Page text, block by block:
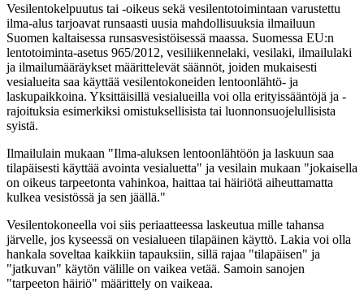
Vesilentokelpuutus tai -oikeus sekä vesilentotoimintaan varustettu
ilma-alus tarjoavat runsaasti uusia mahdollisuuksia ilmailuun
Suomen kaltaisessa runsasvesistöisessä maassa. Suomessa EU:n
lentotoiminta-asetus 965/2012, vesiliikennelaki, vesilaki, ilmailulaki
ja ilmailumääräykset määrittelevät säännöt, joiden mukaisesti
vesialueita saa käyttää vesilentokoneiden lentoonlähtö- ja
laskupaikkoina. Yksittäisillä vesialueilla voi olla erityissääntöjä ja -
rajoituksia esimerkiksi omistuksellisista tai luonnonsuojelullisista
syistä.
Ilmailulain mukaan "Ilma-aluksen lentoonlähtöön ja laskuun saa
tilapäisesti käyttää avointa vesialuetta" ja vesilain mukaan "jokaisella
on oikeus tarpeetonta vahinkoa, haittaa tai häiriötä aiheuttamatta
kulkea vesistössä ja sen jäällä."
Vesilentokoneella voi siis periaatteessa laskeutua mille tahansa
järvelle, jos kyseessä on vesialueen tilapäinen käyttö. Lakia voi olla
hankala soveltaa kaikkiin tapauksiin, sillä rajaa "tilapäisen" ja
"jatkuvan" käytön välille on vaikea vetää. Samoin sanojen
"tarpeeton häiriö" määrittely on vaikeaa.